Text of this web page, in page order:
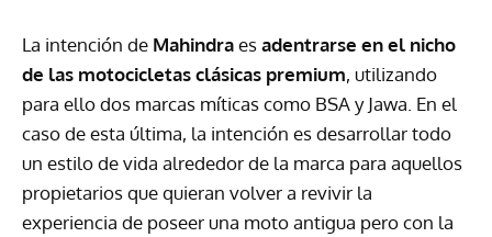
La intención de Mahindraesadentrarse en el nicho
de las motocicletas clásicas premium, utilizando
para ello dos marcas míticas como BSAy Jawa. En el
caso de esta última, la intención es desarrollar todo
un estilo de vida alrededor de la marca para aquellos
propietarios que quieran volver a revivir la
experiencia de poseer una moto antigua pero con la